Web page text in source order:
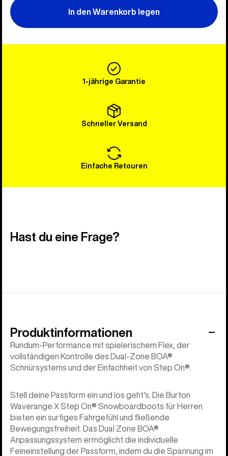
In den Warenkorb legen
1-jährige Garantie
Schneller Versand
Einfache Retouren
Hast du eine Frage?
Produktinformationen
Rundum-Performance mit spielerischem Flex, der
vollständigen Kontrolle des Dual-Zone BOA®
Schnürsystems und der Einfachheit von Step On®.
Stell deine Passform ein und los geht’s. Die Burton
Waverange X Step On® Snowboardboots für Herren
bieten ein surfiges Fahrgefühl und fließende
Bewegungsfreiheit. Das Dual Zone BOA®
Anpassungssystem ermöglicht die individuelle
Feineinstellung der Passform, indem du die Spannung im